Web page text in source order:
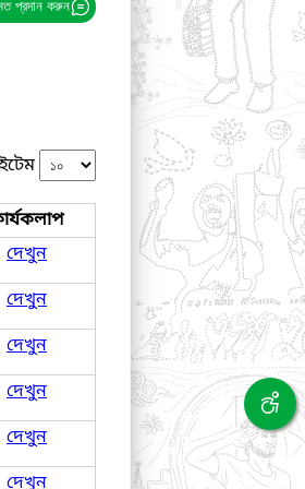
প্রদান করুন
দেখুন
দেখুন
দেখুন
দেখুন
দেখুন
দেখুন